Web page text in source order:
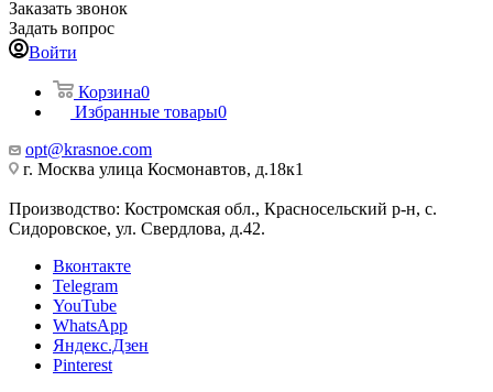
Заказать звонок
Задать вопрос
Войти
Корзина0
Избранные товары0
opt@krasnoe.com
г. Москва улица Космонавтов, д.18к1
Производство: Костромская обл., Красносельский р-н, с.
Сидоровское, ул. Свердлова, д.42.
Вконтакте
Telegram
YouTube
WhatsApp
Яндекс.Дзен
Pinterest